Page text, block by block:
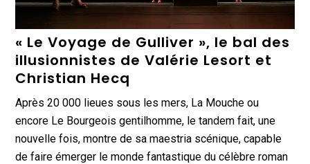
« Le Voyage de Gulliver », le bal des
illusionnistes de Valérie Lesort et
Christian Hecq
Après 20 000 lieues sous les mers, La Mouche ou
encore Le Bourgeois gentilhomme, le tandem fait, une
nouvelle fois, montre de sa maestria scénique, capable
de faire émerger le monde fantastique du célèbre roman